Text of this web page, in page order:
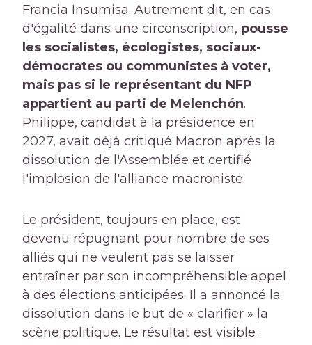
Francia Insumisa. Autrement dit, en cas
d'égalité dans une circonscription, pousse
les socialistes, écologistes, sociaux-
démocrates ou communistes à voter,
mais pas si le représentant du NFP
appartient au parti de Melenchón.
Philippe, candidat à la présidence en
2027, avait déjà critiqué Macron après la
dissolution de l'Assemblée et certifié
l'implosion de l'alliance macroniste.
Le président, toujours en place, est
devenu répugnant pour nombre de ses
alliés qui ne veulent pas se laisser
entraîner par son incompréhensible appel
à des élections anticipées. Il a annoncé la
dissolution dans le but de « clarifier » la
scène politique. Le résultat est visible :